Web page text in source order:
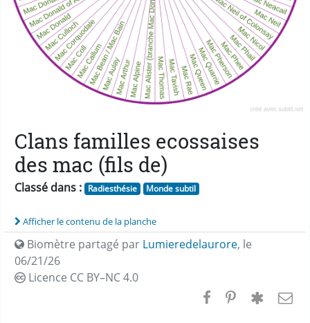
Clans familles ecossaises
des mac (fils de)
Classé dans : Radiesthésie Monde subtil
Afficher le contenu de la planche
Biomètre partagé par Lumieredelaurore, le
06/21/26
Licence CC BY–NC 4.0